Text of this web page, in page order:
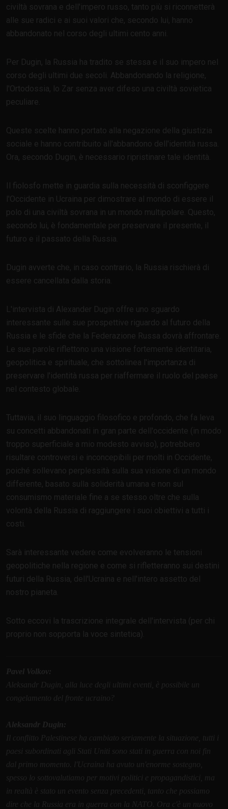
civiltà sovrana e dell'impero russo, tanto più si riconnetterà
alle sue radici e ai suoi valori che, secondo lui, hanno
abbandonato nel corso degli ultimi cento anni.
Per Dugin, la Russia ha tradito se stessa e il suo impero nel
corso degli ultimi due secoli. Abbandonando la religione,
l'Ortodossia, lo Zar senza aver difeso una civiltà sovietica
peculiare.
Queste scelte hanno portato alla negazione della giustizia
sociale e hanno contribuito all'abbandono dell'identità russa.
Ora, secondo Dugin, è necessario ripristinare tale identità.
Il fiolosfo mette in guardia sulla necessità di sconfiggere
l'Occidente in Ucraina per dimostrare al mondo di essere il
polo di una civiltà sovrana in un mondo multipolare. Questo,
secondo lui, è fondamentale per preservare il presente, il
futuro e il passato della Russia.
Dugin avverte che, in caso contrario, la Russia rischierà di
essere cancellata dalla storia.
L'intervista di Alexander Dugin offre uno sguardo
interessante sulle sue prospettive riguardo al futuro della
Russia e le sfide che la Federazione Russa dovrà affrontare.
Le sue parole riflettono una visione fortemente identitaria,
geopolitica e spirituale, che sottolinea l'importanza di
preservare l'identità russa per riaffermare il ruolo del paese
nel contesto globale.
Tuttavia, il suo linguaggio filosofico e profondo, che fa leva
su concetti abbandonati in gran parte dell'occidente (in modo
troppo superficiale a mio modesto avviso), potrebbero
risultare controversi e inconcepibili per molti in Occidente,
poiché sollevano perplessità sulla sua visione di un mondo
differente, basato sulla soliderità umana e non sul
consumismo materiale fine a se stesso oltre che sulla
volontà della Russia di raggiungere i suoi obiettivi a tutti i
costi.
Sarà interessante vedere come evolveranno le tensioni
geopolitiche nella regione e come si rifletteranno sui destini
futuri della Russia, dell'Ucraina e nell'intero assetto del
nostro pianeta.
Sotto eccovi la trascrizione integrale dell'intervista (per chi
proprio non sopporta la voce sintetica).
Pavel Volkov:
Aleksandr Dugin, alla luce degli ultimi eventi, è possibile un
congelamento del fronte ucraino?
Aleksandr Dugin:
Il conflitto Palestinese ha cambiato seriamente la situazione, tutti i
paesi subordinati agli Stati Uniti sono stati in guerra con noi fin
dal primo momento. l'Ucraina ha avuto un'enorme sostegno,
spesso lo sottovalutiamo per motivi politici e propagandistici, ma
in realtà è stato un evento senza precedenti, tanto che possiamo
dire che la Russia era in guerra con la NATO. Ora c'è un nuovo